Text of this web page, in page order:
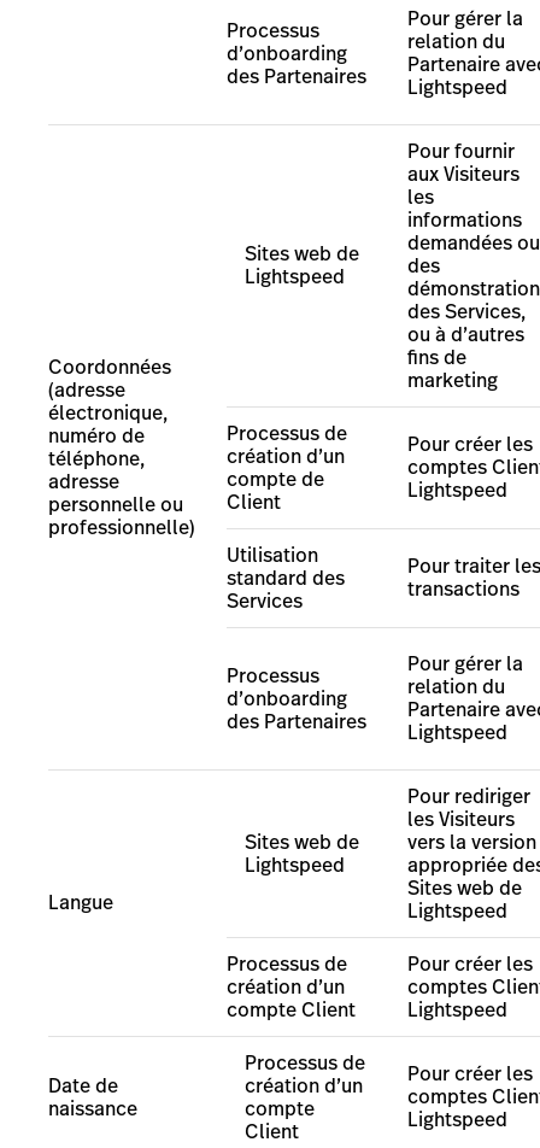
Processus
d’onboarding
des Partenaires
Pour gérer la
relation du
Partenaire
Lightspeed
Coordonnées
(adresse
électronique,
numéro de
téléphone,
adresse
personnelle ou
professionnelle)
Sites web de
Lightspeed
Pour fournir
aux Visiteurs
les
informations
demandées ou
des
des Services,
ou à d’autres
fins de
marketing
Processus de
création d’un
compte de
Client
Pour créer les
comptes
Lightspeed
Utilisation
standard des
Services
Pour traiter les
transactions
Processus
d’onboarding
des Partenaires
Pour gérer la
relation du
Partenaire
Lightspeed
Langue
Sites web de
Lightspeed
Pour rediriger
les Visiteurs
vers la version
appropriée
Sites web de
Lightspeed
Processus de
création d’un
compte Client
Pour créer les
comptes
Lightspeed
Date de
naissance
Processus de
création d’un
compte
Client
Pour créer les
comptes
Lightspeed